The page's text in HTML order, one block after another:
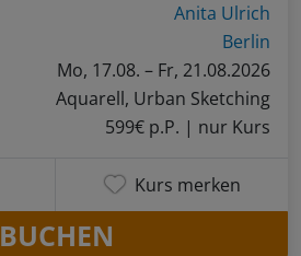
Anita Ulrich
Berlin
Mo, 17.08. – Fr, 21.08.2026
Aquarell, Urban Sketching
599€ p.P. | nur Kurs
Kurs merken
BUCHEN